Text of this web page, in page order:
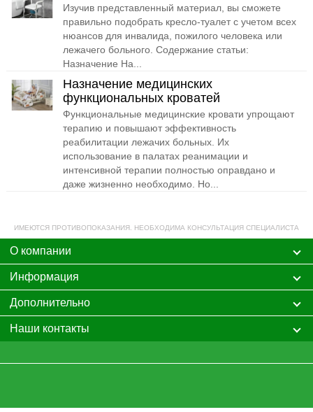
Изучив представленный материал, вы сможете
правильно подобрать кресло-туалет с учетом всех
нюансов для инвалида, пожилого человека или
лежачего больного. Содержание статьи:
Назначение На...
Назначение медицинских
функциональных кроватей
Функциональные медицинские кровати упрощают
терапию и повышают эффективность
реабилитации лежачих больных. Их
использование в палатах реанимации и
интенсивной терапии полностью оправдано и
даже жизненно необходимо. Но...
ИМЕЮТСЯ ПРОТИВОПОКАЗАНИЯ. НЕОБХОДИМА КОНСУЛЬТАЦИЯ СПЕЦИАЛИСТА
О компании
Информация
Дополнительно
Наши контакты